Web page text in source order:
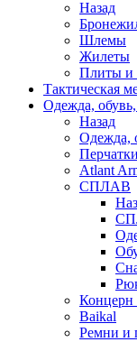
Назад
Шлемы
Жилеты
Плиты и
Тактическая
Одежда,
Назад
Одежда,
Atlant
СПЛАВ
Концерн
Baikal
Ремни и